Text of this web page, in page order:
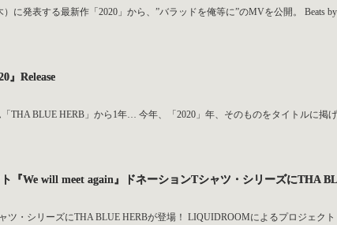
に発表する最新作「2020」から、”バラッドを俺等に”のMVを公開。 Beats
』Release
THA BLUE HERB」から1年… 今年、「2020」年、そのものをタイトルに掲
『We will meet again』ドネーションTシャツ・シリーズにTHA
・シリーズにTHA BLUE HERBが登場！ LIQUIDROOMによるプロジェクト